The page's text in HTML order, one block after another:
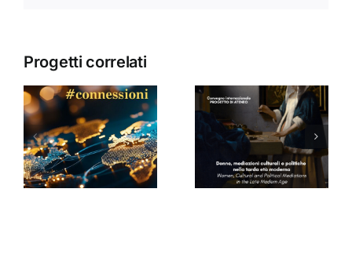
Progetti correlati
Donne,
mediazioni
culturali e
politiche
nella tarda
Seminario
di Arabella
Sinclair